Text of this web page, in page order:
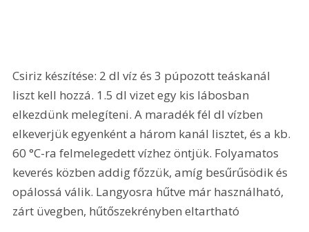
Csiriz készítése: 2 dl víz és 3 púpozott teáskanál
liszt kell hozzá. 1.5 dl vizet egy kis lábosban
elkezdünk melegíteni. A maradék fél dl vízben
elkeverjük egyenként a három kanál lisztet, és a kb.
60 °C-ra felmelegedett vízhez öntjük. Folyamatos
keverés közben addig főzzük, amíg besűrűsödik és
opálossá válik. Langyosra hűtve már használható,
zárt üvegben, hűtőszekrényben eltartható